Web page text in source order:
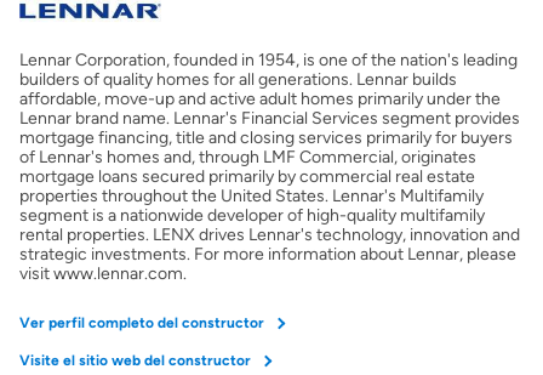
Lennar Corporation, founded in 1954, is one of the nation's leading
builders of quality homes for all generations. Lennar builds
affordable, move-up and active adult homes primarily under the
Lennar brand name. Lennar's Financial Services segment provides
mortgage financing, title and closing services primarily for buyers
of Lennar's homes and, through LMF Commercial, originates
mortgage loans secured primarily by commercial real estate
properties throughout the United States. Lennar's Multifamily
segment is a nationwide developer of high-quality multifamily
rental properties. LENX drives Lennar's technology, innovation and
strategic investments. For more information about Lennar, please
visit www.lennar.com.
Ver perfil completo del constructor
Visite el sitio web del constructor